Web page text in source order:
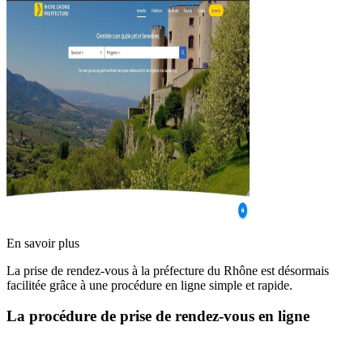
En savoir plus
La prise de rendez-vous à la préfecture du Rhône est désormais
facilitée grâce à une procédure en ligne simple et rapide.
La procédure de prise de rendez-vous en ligne